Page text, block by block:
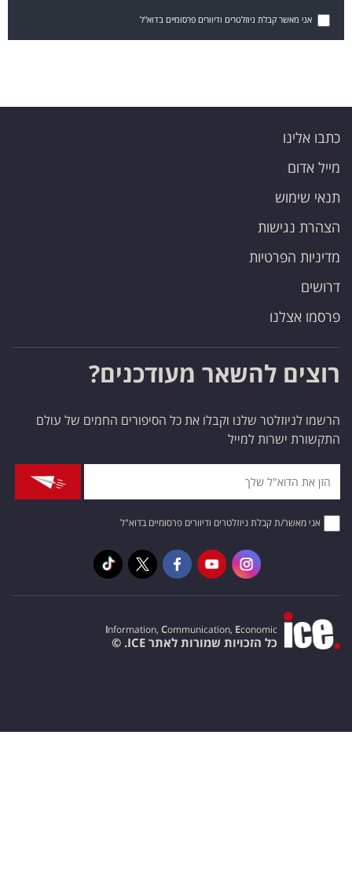
אני מאשר קבלת ניוזלטרים ודיוורים פרסומיים בדוא"ל
כתבו אלינו
מייל אדום
תנאי שימוש
הצהרת נגישות
מדיניות הפרטיות
דרושים
פרסמו אצלנו
רוצים להשאר מעודכנים?
הרשמו לניוזלטר שלנו וקבלו את כל הסיפורים החמים של עולם
התקשורת ישרות למייל
אני מאשר/ת קבלת ניוזלטרים ודיוורים פרסומיים בדוא"ל
Information, Communication, Economic
כל הזכויות שמורות לאתר ICE. ©